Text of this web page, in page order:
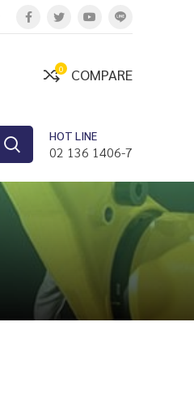
0 COMPARE
HOT LINE
02 136 1406-7